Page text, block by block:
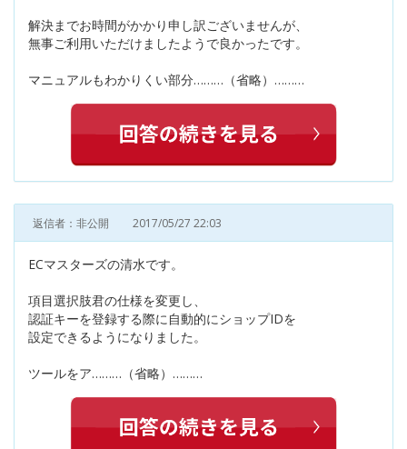
解決までお時間がかかり申し訳ございませんが、
無事ご利用いただけましたようで良かったです。
マニュアルもわかりくい部分………（省略）………
返信者：非公開 2017/05/27 22:03
ECマスターズの清水です。
項目選択肢君の仕様を変更し、
認証キーを登録する際に自動的にショップIDを
設定できるようになりました。
ツールをア………（省略）………